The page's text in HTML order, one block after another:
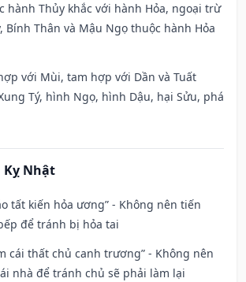
hành Thủy khắc với hành Hỏa, ngoại trừ
Bính Thân và Mậu Ngọ thuộc hành Hỏa
với Mùi, tam hợp với Dần và Tuất
Tý, hình Ngọ, hình Dậu, hại Sửu, phá
Kỵ Nhật
tất kiến hỏa ương” - Không nên tiến
để tránh bị hỏa tai
cái thất chủ canh trương” - Không nên
nhà để tránh chủ sẽ phải làm lại